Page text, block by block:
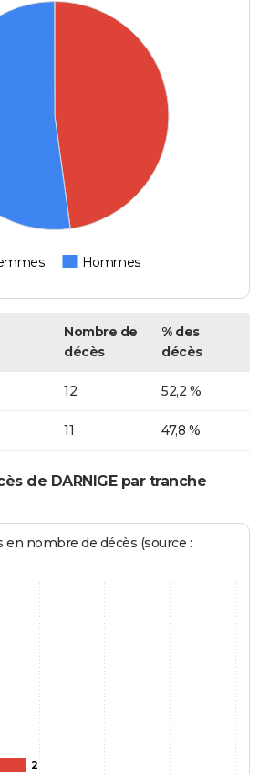
Hommes
Nombre de
décès
% des
décès
12 52,2 %
11 47,8 %
de DARNIGE par tranche
nombre de décès (source :
2